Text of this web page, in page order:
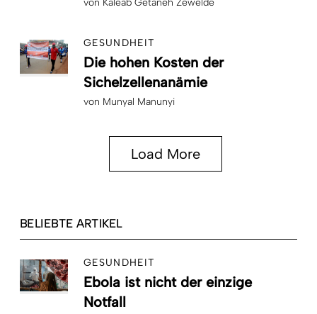
von Kaleab Getaneh Zewelde
GESUNDHEIT
Die hohen Kosten der
Sichelzellenanämie
von Munyal Manunyi
Load More
BELIEBTE ARTIKEL
GESUNDHEIT
Ebola ist nicht der einzige
Notfall